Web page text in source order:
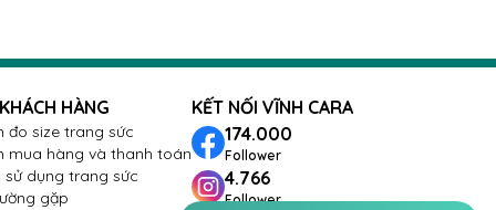
HÀNG
đo size trang sức
mua hàng và thanh toán
sử dụng trang sức
gặp
KẾT NỐI VĨNH CARA
174.000
Follower
4.766
Follower